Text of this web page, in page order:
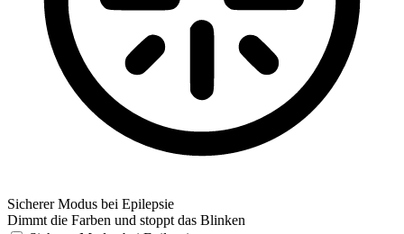
Sicherer Modus bei Epilepsie
Dimmt die Farben und stoppt das Blinken